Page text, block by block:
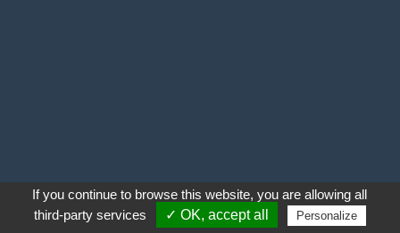
If you continue to browse this website, you are allowing all
third-party services
✓ OK, accept all Personalize